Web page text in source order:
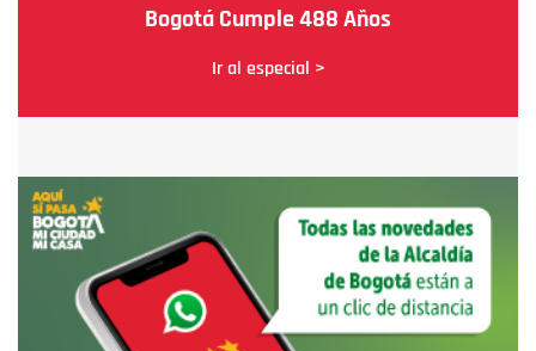
Bogotá Cumple 488 Años
Ir al especial >